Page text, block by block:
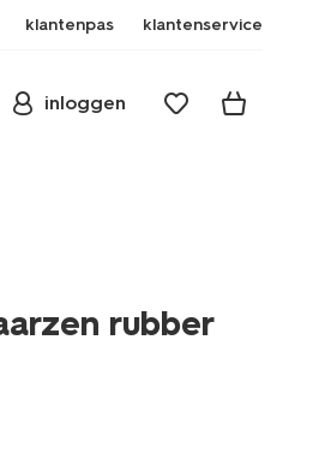
klantenpas klantenservice
inloggen
rubber